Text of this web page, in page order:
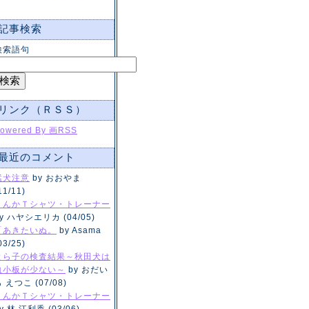
事検索
索語句
リンク（ＲＳＳ）
By 画RSS
近のコメント
犬注意 by おおやま
11)
んかＴシャツ・トレーナー
ハヤシエリカ (04/05)
あきたいぬ。
by Asama
25)
ら子の検査結果～秋田犬は
小板が少ない～ by おだい
えつこ (07/08)
んかＴシャツ・トレーナー